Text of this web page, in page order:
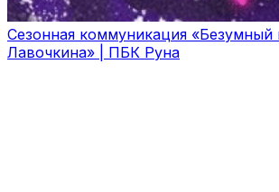
Сезонная коммуникация «Безумный
Лавочкина» | ПБК Руна